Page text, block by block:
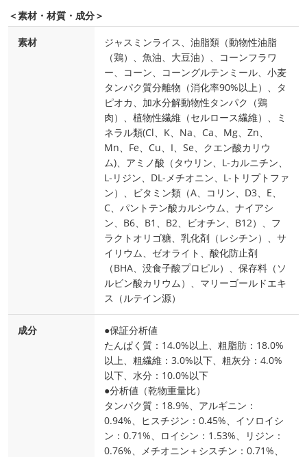
＜素材・材質・成分＞
素材
ジャスミンライス、油脂類（動物性油脂
（鶏）、魚油、大豆油）、コーンフラワ
ー、コーン、コーングルテンミール、小麦
タンパク質分離物（消化率90%以上）、タ
ピオカ、加水分解動物性タンパク（鶏
肉）、植物性繊維（セルロース繊維）、ミ
ネラル類(Cl、K、Na、Ca、Mg、Zn、
Mn、Fe、Cu、I、Se、クエン酸カリウ
ム)、アミノ酸（タウリン、L‐カルニチン、
L‐リジン、DL‐メチオニン、L‐トリプトファ
ン）、ビタミン類（A、コリン、D3、E、
C、パントテン酸カルシウム、ナイアシ
ン、B6、B1、B2、ビオチン、B12）、フ
ラクトオリゴ糖、乳化剤（レシチン）、サ
イリウム、ゼオライト、酸化防止剤
（BHA、没食子酸プロピル）、保存料（ソ
ルビン酸カリウム）、マリーゴールドエキ
ス（ルテイン源）
成分
●保証分析値
たんぱく質：14.0%以上、粗脂肪：18.0%
以上、粗繊維：3.0%以下、粗灰分：4.0%
以下、水分：10.0%以下
●分析値（乾物重量比）
タンパク質：18.9%、アルギニン：
0.94%、ヒスチジン：0.45%、イソロイシ
ン：0.71%、ロイシン：1.53%、リジン：
0.76%、メチオニン＋シスチン：0.71%、